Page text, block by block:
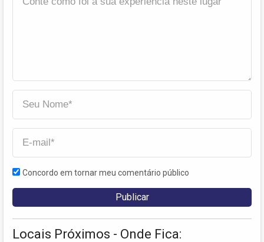
Concordo em tornar meu comentário público
Locais Próximos - Onde Fica: